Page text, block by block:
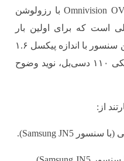
استفاده از حسگر ۱ اینچی Omnivision OV50X با رزولوشن
است که برای اولین بار
توسط شیائومی به‌کار می‌رود. این سنسور با اندازه پیکسل ۱.۶
میکرومتر و HDR با دامنه دینامیکی ۱۱۰ دسی‌بل، نوید وضوح
از: